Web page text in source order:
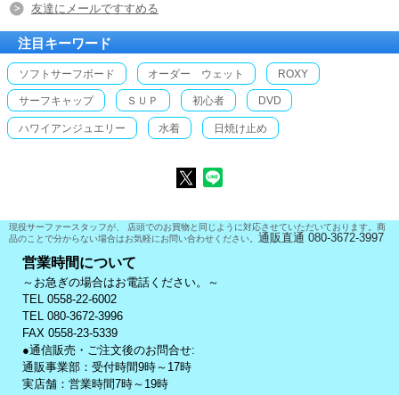
友達にメールですすめる
注目キーワード
ソフトサーフボード オーダー ウェット ROXY
サーフキャップ ＳＵＰ 初心者 DVD
ハワイアンジュエリー 水着 日焼け止め
現役サーファースタッフが、 店頭でのお買物と同じように対応させていただいております。商
品のことで分からない場合はお気軽にお問い合わせください。 通販直通 080-3672-3997
営業時間について
～お急ぎの場合はお電話ください。～
TEL 0558-22-6002
TEL 080-3672-3996
FAX 0558-23-5339
●通信販売・ご注文後のお問合せ:
通販事業部：受付時間9時～17時
実店舗：営業時間7時～19時